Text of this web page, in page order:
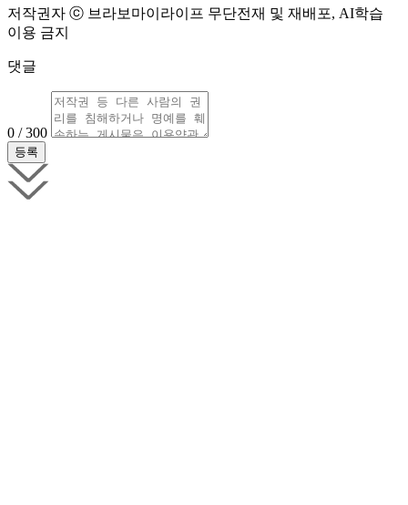
저작권자 ⓒ 브라보마이라이프 무단전재 및 재배포, AI학습
이용 금지
댓글
0 / 300